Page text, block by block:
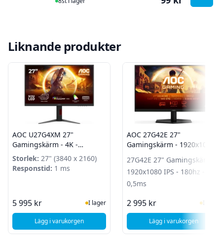
Liknande produkter
AOC U27G4XM 27"
Gamingskärm - 4K -
3860x2160 IPS - 320/160hz -
1ms
Storlek: 27" (3840 x 2160)
Responstid: 1 ms
5 995 kr I Lager
I lager
Lägg i varukorgen, AOC U27G4XM 27" Gamingskärm - 4K - 3860x2160 IPS -
AOC 27G42E 27"
Gamingskärm - 1920x1080
27G42E 27" Gamingskärm -
1920x1080 IPS - 180hz -
0,5ms
2 995 kr I
Lägg i varukorgen
, AOC 27G42E